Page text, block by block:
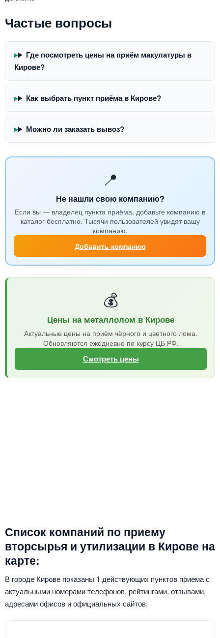
Частые вопросы
Где посмотреть цены на приём макулатуры в
Кирове?
Как выбрать пункт приёма в Кирове?
Можно ли заказать вывоз?
📍
Не нашли свою компанию?
Если вы — владелец пункта приёма, добавьте компанию в
каталог бесплатно. Тысячи пользователей увидят вашу
компанию.
Добавить компанию
💰
Цены на металлолом в Кирове
Актуальные цены на приём чёрного и цветного лома.
Обновляются ежедневно по курсу ЦБ РФ.
Смотреть цены
Список компаний по приему
вторсырья и утилизации в Кирове на
карте:
В городе Кирове показаны 1 действующих пунктов приема с
актуальными номерами телефонов, рейтингами, отзывами,
адресами офисов и официальных сайтов: